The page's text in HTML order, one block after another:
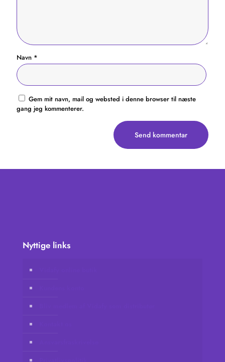
Navn *
Gem mit navn, mail og websted i denne browser til næste
gang jeg kommenterer.
Nyttige links